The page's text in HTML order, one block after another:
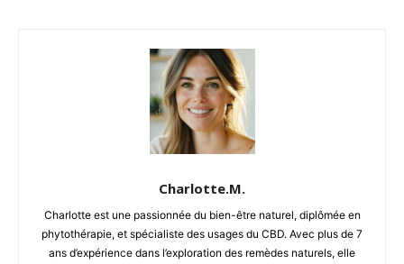
Charlotte.M.
Charlotte est une passionnée du bien-être naturel, diplômée en
phytothérapie, et spécialiste des usages du CBD. Avec plus de 7
ans d’expérience dans l’exploration des remèdes naturels, elle